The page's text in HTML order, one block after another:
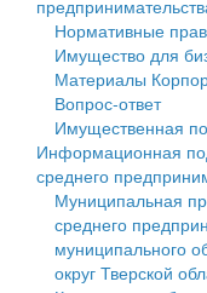
Государственные
Промышленность
Экономика и бизнес
...
Символика
Устав
Гостям округа
Туризм
Культура
Образование
муниципального
Администрация
Тверской области
Управление
Открытые данные
Работа с
Финансовое
Бюджет для
Имущество
Выявление
объектов
Имущественная
Нормативные
Имущество для
Материалы
Вопрос-ответ
Имущественная
Информационная
среднего
Муниципальная
среднего
муниципального
округ Тверской